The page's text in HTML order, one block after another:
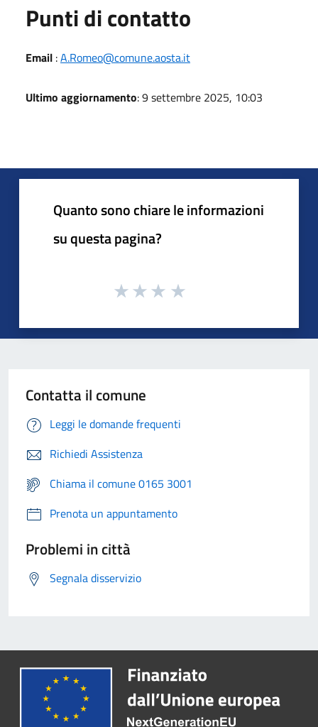
Punti di contatto
Email :A.Romeo@comune.aosta.it
Ultimo aggiornamento: 9 settembre 2025, 10:03
Quanto sono chiare le informazioni
su questa pagina?
Contatta il comune
Leggi le domande frequenti
Richiedi Assistenza
Chiama il comune 0165 3001
Prenota un appuntamento
Problemi in città
Segnala disservizio